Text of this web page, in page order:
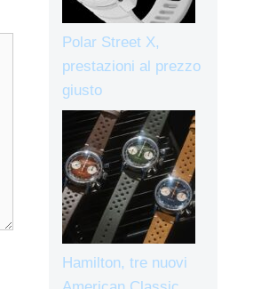
Polar Street X,
prestazioni al prezzo
giusto
Hamilton, tre nuovi